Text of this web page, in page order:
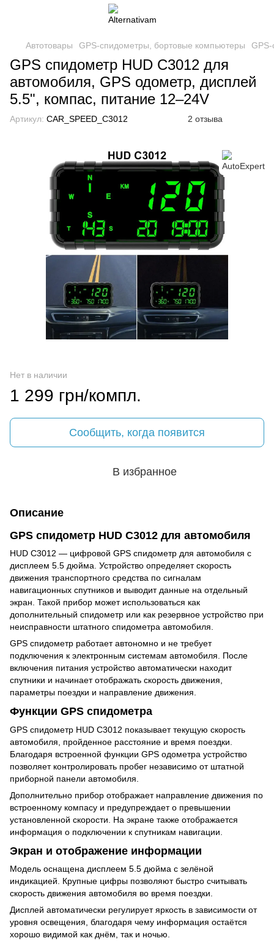
Автотовары GPS-спидометры, бортовые компьютеры
GPS спидометр HUD C3012 для
автомобиля, GPS одометр, дисплей
5.5", компас, питание 12–24V
Артикул: CAR_SPEED_C3012 2 отзыва
Нет в наличии
1 299 грн/компл.
Сообщить, когда появится
В избранное
Описание
GPS спидометр HUD C3012 для автомобиля
HUD C3012 — цифровой GPS спидометр для автомобиля с
дисплеем 5.5 дюйма. Устройство определяет скорость
движения транспортного средства по сигналам
навигационных спутников и выводит данные на отдельный
экран. Такой прибор может использоваться как
дополнительный спидометр или как резервное устройство при
неисправности штатного спидометра автомобиля.
GPS спидометр работает автономно и не требует
подключения к электронным системам автомобиля. После
включения питания устройство автоматически находит
спутники и начинает отображать скорость движения,
параметры поездки и направление движения.
Функции GPS спидометра
GPS спидометр HUD C3012 показывает текущую скорость
автомобиля, пройденное расстояние и время поездки.
Благодаря встроенной функции GPS одометра устройство
позволяет контролировать пробег независимо от штатной
приборной панели автомобиля.
Дополнительно прибор отображает направление движения по
встроенному компасу и предупреждает о превышении
установленной скорости. На экране также отображается
информация о подключении к спутникам навигации.
Экран и отображение информации
Модель оснащена дисплеем 5.5 дюйма с зелёной
индикацией. Крупные цифры позволяют быстро считывать
скорость движения автомобиля во время поездки.
Дисплей автоматически регулирует яркость в зависимости от
уровня освещения, благодаря чему информация остаётся
хорошо видимой как днём, так и ночью.